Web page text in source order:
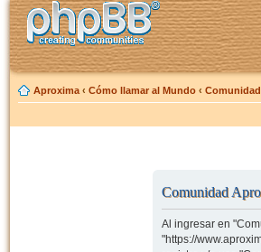
Aproxima ‹ Cómo llamar al Mundo ‹
Comunidad
Al ingresar en
"https://